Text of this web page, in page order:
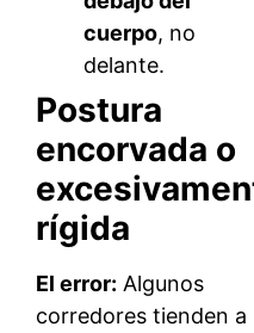
cuerpo, no
delante.
Postura
encorvada o
rígida
El error: Algunos
corredores tienden a